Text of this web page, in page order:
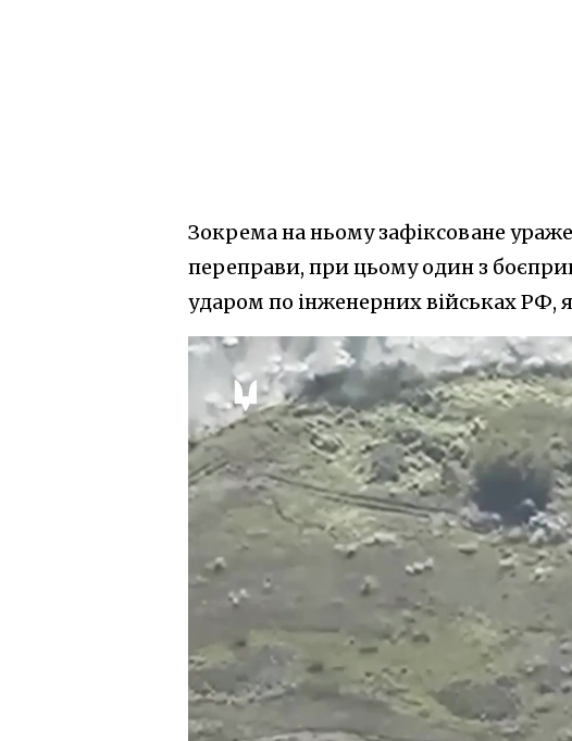
Зокрема на ньому зафіксоване
переправи, при цьому один з
ударом по інженерних військах РФ,